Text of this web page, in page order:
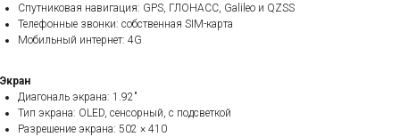
Спутниковая навигация: GPS, ГЛОНАСС, Galileo и QZSS
Телефонные звонки: собственная SIM-карта
Мобильный интернет: 4G
Экран
Диагональ экрана: 1.92"
Тип экрана: OLED, сенсорный, с подсветкой
Разрешение экрана: 502 × 410